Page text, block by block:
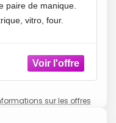
paire de manique.
vitro, four.